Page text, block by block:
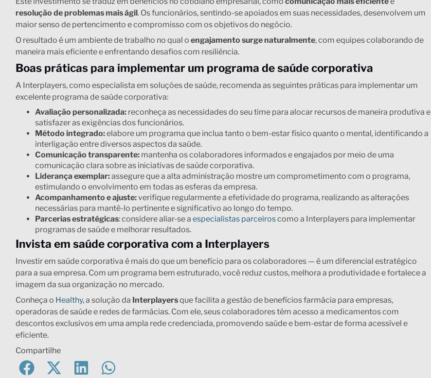
resolução de problemas mais ágil. Os funcionários, sentindo-se apoiados em suas necessidades, desenvolvem um
maior senso de pertencimento e compromisso com os objetivos do negócio.
O resultado é um ambiente de trabalho no qual o engajamento surge naturalmente, com equipes colaborando de
maneira mais eficiente e enfrentando desafios com resiliência.
Boas práticas para implementar um programa de saúde corporativa
A Interplayers, como especialista em soluções de saúde, recomenda as seguintes práticas para implementar um
excelente programa de saúde corporativa:
Avaliação personalizada: reconheça as necessidades do seu time para alocar recursos de maneira produtiva e
satisfazer as exigências dos funcionários.
Método integrado:elabore um programa que inclua tanto o bem-estar físico quanto o mental, identificando a
interligação entre diversos aspectos da saúde.
Comunicação transparente: mantenha os colaboradores informados e engajados por meio de uma
comunicação clara sobre as iniciativas de saúde corporativa.
Liderança exemplar:assegure que a alta administração mostre um comprometimento com o programa,
estimulando o envolvimento em todas as esferas da empresa.
Acompanhamento e ajuste:verifique regularmente a efetividade do programa, realizando as alterações
necessárias para mantê-lo pertinente e significativo ao longo do tempo.
Parcerias estratégicas: considere aliar-se a especialistas parceiroscomo a Interplayers para implementar
programas de saúde e melhorar resultados.
Invista em saúde corporativa com a Interplayers
Investir em saúde corporativa é mais do que um benefício para os colaboradores — é um diferencial estratégico
para a sua empresa. Com um programa bem estruturado, você reduz custos, melhora a produtividade e fortalece a
imagem da sua organização no mercado.
Conheça o Healthy, a solução da Interplayersque facilita a gestão de benefícios farmácia para empresas,
operadoras de saúde e redes de farmácias. Com ele, seus colaboradores têm acesso a medicamentos com
descontos exclusivos em uma ampla rede credenciada, promovendo saúde e bem-estar de forma acessível e
eficiente.
Compartilhe